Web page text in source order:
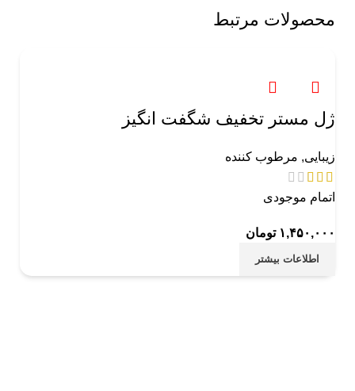
محصولات مرتبط
ژل مستر تخفیف شگفت انگیز
زیبایی, مرطوب کننده
اتمام موجودی
۱,۴۵۰,۰۰۰ تومان
اطلاعات بیشتر